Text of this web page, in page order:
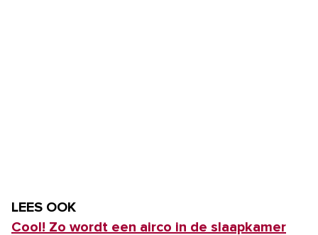
LEES OOK
Cool! Zo wordt een airco in de slaapkamer